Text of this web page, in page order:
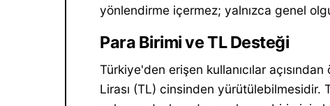
yönlendirme içermez; yalnızca genel
Para Birimi ve TL Desteği
Türkiye'den erişen kullanıcılar
Lirası (TL) cinsinden